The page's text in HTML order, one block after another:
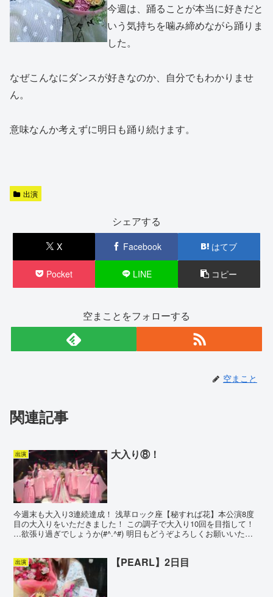
今週は、踊ることが本当に好きだと
いう気持ちを噛み締めながら踊りま
した。
なぜこんなにダンスが好きなのか、自分でもわかりませ
ん。
意味なんか考えずに明日も踊り続けます。
出演
シェアする
X Facebook はてブ
Pocket LINE コピー
空まことをフォローする
空まこと
関連記事
出演 大入り⑧！
今週末も大入り3連続達成！ 浅草ロック座【秘すれば花】本公演8度
目の大入りをいただきました！ この調子で大入り10回を目指して！
…欲張り過ぎでしょうか(#^.^#) 明日もどうぞよろしくお願いいたし
出演 【PEARL】2日目